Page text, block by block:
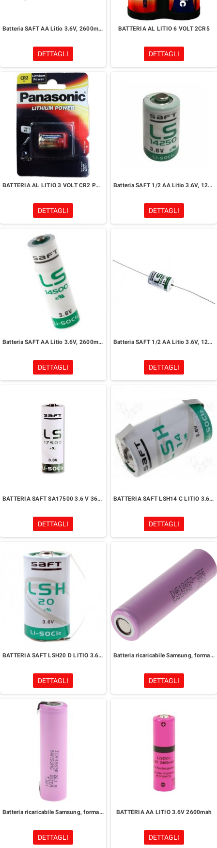
Batteria SAFT AA Litio 3.6V, 2600mAh+REOFORI
DETTAGLI
BATTERIA AL LITIO 6 VOLT 2CR5
DETTAGLI
BATTERIA AL LITIO 3 VOLT CR2 PANASONIC
DETTAGLI
Batteria SAFT 1/2 AA Litio 3.6V, 1200mAh
DETTAGLI
Batteria SAFT AA Litio 3.6V, 2600mAh
DETTAGLI
Batteria SAFT 1/2 AA Litio 3.6V, 1200mAh+REOFORI
DETTAGLI
BATTERIA SAFT SA17500 3.6 V 3600 mAh+REOFORI
DETTAGLI
BATTERIA SAFT LSH14 C LITIO 3.6V, 3600mAh+REOFORI
DETTAGLI
BATTERIA SAFT LSH20 D LITIO 3.6V 13Ah+REOFORI
DETTAGLI
Batteria ricaricabile Samsung, formato 18650, 3.7V, 2.6Ah, Ioni di litio
DETTAGLI
Batteria ricaricabile Samsung, formato 18650, 3.7V, 2.6Ah, Ioni di litio+REOFORI
DETTAGLI
BATTERIA AA LITIO 3.6V 2600mah
DETTAGLI